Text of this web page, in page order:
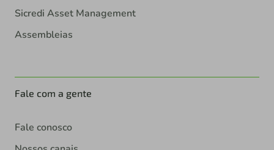
Sicredi Asset Management
Assembleias
Fale com a gente
Fale conosco